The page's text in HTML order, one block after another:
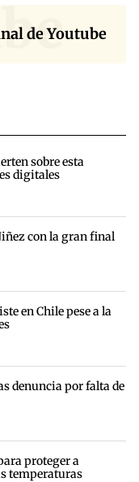
de Youtube
sobre esta
digitales
con la gran final
en Chile pese a la
denuncia por falta de
proteger a
temperaturas